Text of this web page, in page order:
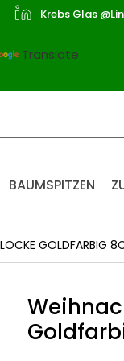
Krebs Glas
Translate
BAUMSPITZEN
GOLDFARBIG